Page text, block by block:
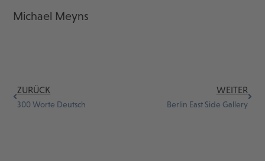
Michael Meyns
ZURÜCK
300 Worte Deutsch
WEITER
Berlin East Side Gallery